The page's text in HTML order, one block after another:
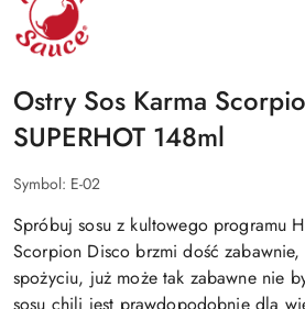
KARMA
HOT
SAUCES
Ostry Sos Karma
SUPERHOT 148ml
Symbol: E-02
Spróbuj sosu z kultowego programu
Scorpion Disco brzmi dość
spożyciu, już może tak zabawne nie
sosu chili jest prawdopodobnie dla